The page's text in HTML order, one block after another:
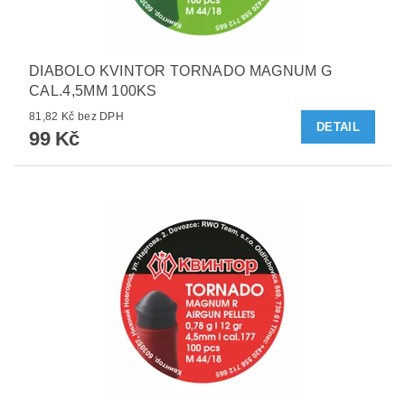
DIABOLO KVINTOR TORNADO MAGNUM G
CAL.4,5MM 100KS
81,82 Kč bez DPH
99 Kč
DETAIL